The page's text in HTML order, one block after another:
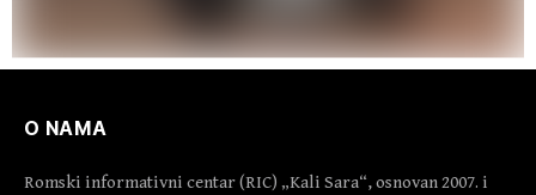
O NAMA
Romski informativni centar (RIC) „Kali Sara“, osnovan 2007. i